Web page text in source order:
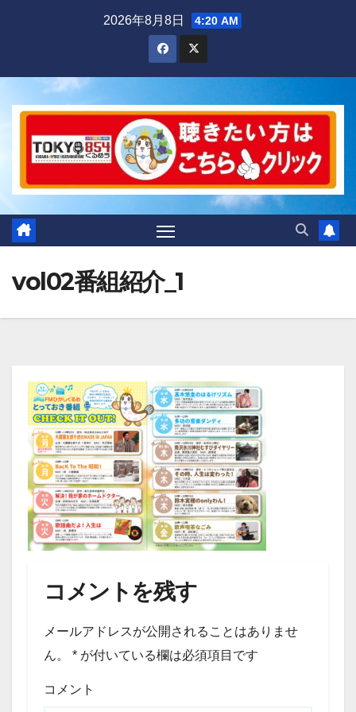
2026年8月8日 4:20 AM
vol02番組紹介_1
コメントを残す
メールアドレスが公開されることはありませ
ん。
* が付いている欄は必須項目です
コメント